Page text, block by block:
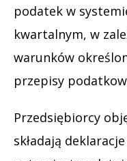
podatek w
kwartalnym, w
warunków
przepisy
Przedsiębiorcy
składają